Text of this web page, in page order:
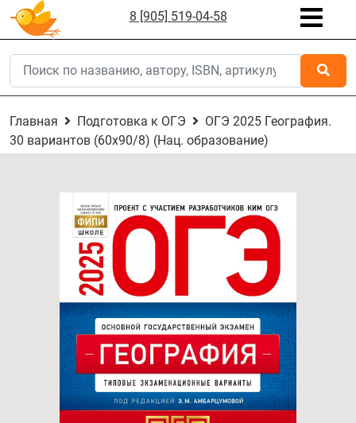
8 [905] 519-04-58
Главная Подготовка к ОГЭ
ОГЭ 2025 География.
30 вариантов (60х90/8) (Нац. образование)